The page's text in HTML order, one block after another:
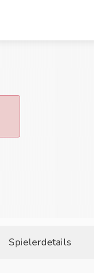
Spielerdetails